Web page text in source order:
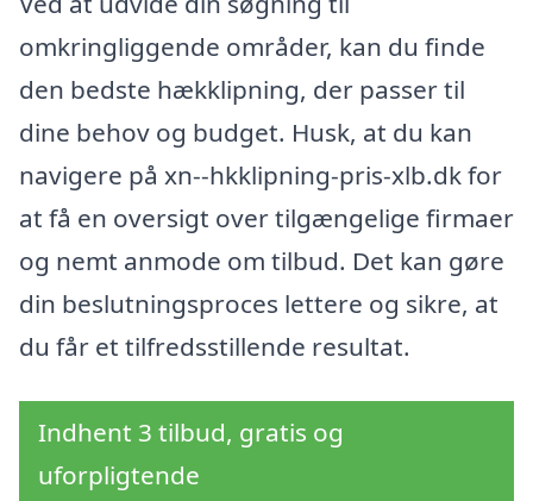
omkringliggende områder, kan du finde
den bedste hækklipning, der passer til
dine behov og budget. Husk, at du kan
navigere på xn--hkklipning-pris-xlb.dk for
at få en oversigt over tilgængelige firmaer
og nemt anmode om tilbud. Det kan gøre
din beslutningsproces lettere og sikre, at
du får et tilfredsstillende resultat.
Indhent 3 tilbud, gratis og
uforpligtende